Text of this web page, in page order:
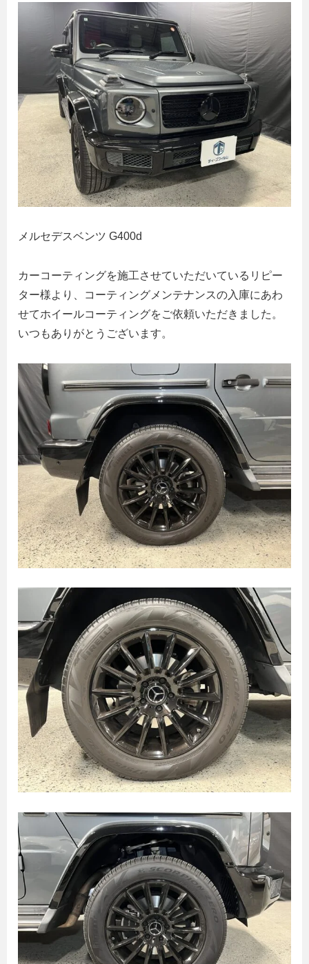
メルセデスベンツ G400d
カーコーティングを施工させていただいているリピー
ター様より、コーティングメンテナンスの入庫にあわ
せてホイールコーティングをご依頼いただきました。
いつもありがとうございます。